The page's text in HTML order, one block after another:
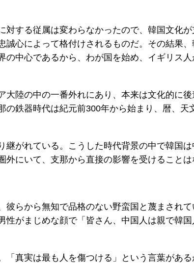
する従属は変わらなかったので、韓国文化
心によって格付けされるものだ。その結果
中心であるから、わが国を始め、イギリス
陸の中の一番外れにあり、本来は文化的に
鉄器時代は紀元前300年から始まり、暦、
がれている。こうした時代背景の中で韓国
にいて、支那から直接の影響を受けることは
らから無知で品格のない野蛮国と蔑まされ
がまじめな顔で「皆さん、中国人は親で韓
真実は最も人を傷つける」という言葉があ